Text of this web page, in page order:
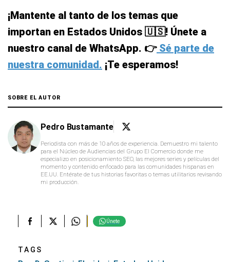
¡Mantente al tanto de los temas que
importan en Estados Unidos 🇺🇸! Únete a
nuestro canal de WhatsApp. 👉Sé parte de
nuestra comunidad. ¡Te esperamos!
SOBRE EL AUTOR
Pedro Bustamante
Periodista con más de 10 años de experiencia. Demuestro mi talento
para el Núcleo de Audiencias del Grupo El Comercio donde me
especializo en posicionamiento SEO, las mejores series y películas del
momento y contenido enfocado para las comunidades hispanas en
EE.UU. Entérate de tus historias favoritas o temas utilitarios revisando
mi producción.
Únete
TAGS